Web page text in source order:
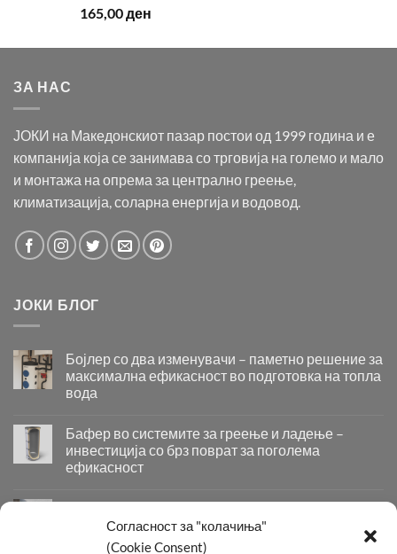
Согласност за "колачиња"
(Cookie Consent)
165,00ден
ЗА НАС
ЈОКИ на Македонскиот пазар постои од 1999 година и е
компанија која се занимава со трговија на големо и мало
и монтажа на опрема за централно греење,
климатизација, соларна енергија и водовод.
ЈОКИ БЛОГ
Бојлер со два изменувачи – паметно решение за
максимална ефикасност во подготовка на топла
вода
со
изменувачи
–
решение
максимална
ефикасност
Бафер во системите за греење и ладење –
инвестиција со брз поврат за поголема
ефикасност
во
Системи за Греење и Ладење
Придобивки